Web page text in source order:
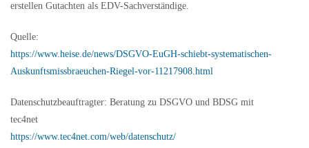
erstellen Gutachten als EDV-Sachverständige.
Quelle:
https://www.heise.de/news/DSGVO-EuGH-schiebt-systematischen-
Auskunftsmissbraeuchen-Riegel-vor-11217908.html
Datenschutzbeauftragter: Beratung zu DSGVO und BDSG mit
tec4net
https://www.tec4net.com/web/datenschutz/